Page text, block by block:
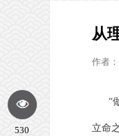
从
作者：
“
立命
530